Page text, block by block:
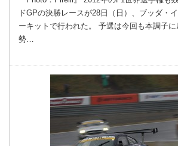
ドGPの決勝レースが28日（日）、ブッダ・
ーキットで行われた。 予選は今回も本調子
勢…